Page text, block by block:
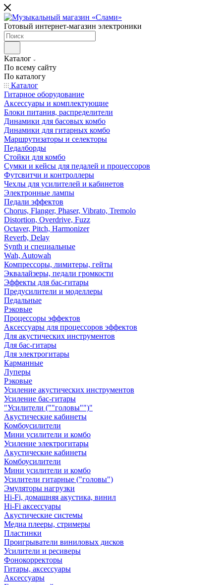
Готовый интернет-магазин электроники
Каталог
По всему сайту
По каталогу
Каталог
Гитарное оборудование
Аксессуары и комплектующие
Блоки питания, распределители
Динамики для басовых комбо
Динамики для гитарных комбо
Маршрутизаторы и селекторы
Педалборды
Стойки для комбо
Сумки и кейсы для педалей и процессоров
Футсвитчи и контроллеры
Чехлы для усилителей и кабинетов
Электронные лампы
Педали эффектов
Chorus, Flanger, Phaser, Vibrato, Tremolo
Distortion, Overdrive, Fuzz
Octaver, Pitch, Harmonizer
Reverb, Delay
Synth и специальные
Wah, Autowah
Компрессоры, лимитеры, гейты
Эквалайзеры, педали громкости
Эффекты для бас-гитары
Предусилители и моделлеры
Педальные
Рэковые
Процессоры эффектов
Аксессуары для процессоров эффектов
Для акустических инструментов
Для бас-гитары
Для электрогитары
Карманные
Луперы
Рэковые
Усиление акустических инструментов
Усиление бас-гитары
"Усилители (""головы"")"
Акустические кабинеты
Комбоусилители
Мини усилители и комбо
Усиление электрогитары
Акустические кабинеты
Комбоусилители
Мини усилители и комбо
Усилители гитарные ("головы")
Эмуляторы нагрузки
Hi-Fi, домашняя акустика, винил
Hi-Fi аксессуары
Акустические системы
Медиа плееры, стримеры
Пластинки
Проигрыватели виниловых дисков
Усилители и ресиверы
Фонокорректоры
Гитары, аксессуары
Аксессуары